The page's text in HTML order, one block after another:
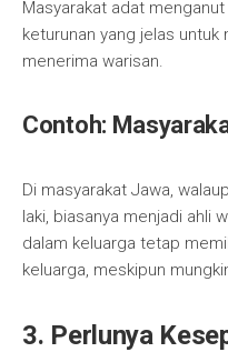
Masyarakat adat
keturunan yang jelas
menerima warisan.
Contoh:
Di masyarakat Jawa,
laki, biasanya menjadi ahli
dalam keluarga tetap
keluarga, meskipun
3. Perlunya